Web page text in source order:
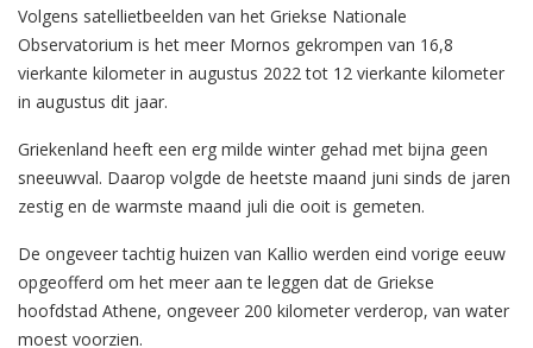
Volgens satellietbeelden van het Griekse Nationale
Observatorium is het meer Mornos gekrompen van 16,8
vierkante kilometer in augustus 2022 tot 12 vierkante kilometer
in augustus dit jaar.
Griekenland heeft een erg milde winter gehad met bijna geen
sneeuwval. Daarop volgde de heetste maand juni sinds de jaren
zestig en de warmste maand juli die ooit is gemeten.
De ongeveer tachtig huizen van Kallio werden eind vorige eeuw
opgeofferd om het meer aan te leggen dat de Griekse
hoofdstad Athene, ongeveer 200 kilometer verderop, van water
moest voorzien.